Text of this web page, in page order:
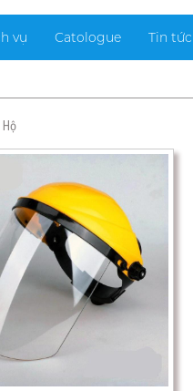
vụ Catologue Tin tức
Hộ